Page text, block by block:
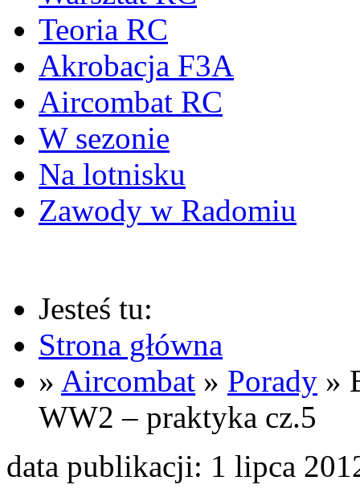
Teoria RC
Akrobacja F3A
Aircombat RC
W sezonie
Na lotnisku
Zawody w Radomiu
Jesteś tu:
Strona główna
» Aircombat » Porady »
WW2 – praktyka cz.5
data publikacji: 1 lipca